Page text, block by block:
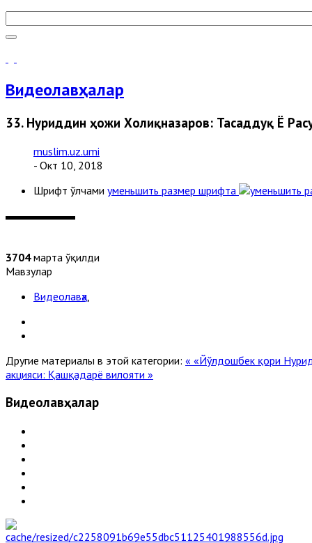
Видеолавҳалар
33. Нуриддин ҳожи Холиқназаров: Тасаддуқ Ё
muslim.uz.umi
- Окт 10, 2018
Шрифт ўлчами уменьшить размер шрифта
3704марта ўқилди
Мавзулар
Видеолавҳа
Другие материалы в этой категории: « «Йўлдошбек қори
акцияси: Қашқадарё вилояти »
Видеолавҳалар